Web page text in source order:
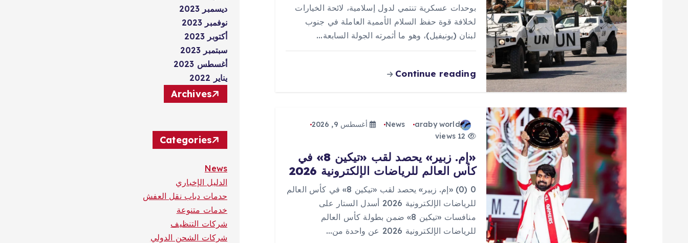
بوحدات عسكرية تنتمي لدول إسلامية، لائحة الخيارات
لخلافة قوة حفظ السلام الأممية العاملة في جنوب
لبنان (يونيفيل)، وهو ما أثمرته الجولة السابعة…
Continue reading
araby world
News
أغسطس 9, 2026
«إم. زبير» يحصد لقب «تيكين 8» في
كأس العالم للرياضات الإلكترونية 2026
0 (0) «إم. زبير» يحصد لقب «تيكين 8» في كأس العالم
للرياضات الإلكترونية 2026 أسدل الستار على
منافسات «تيكين 8» ضمن بطولة كأس العالم
للرياضات الإلكترونية 2026 عن واحدة من…
ديسمبر 2023
نوفمبر 2023
أكتوبر 2023
سبتمبر 2023
أغسطس 2023
يناير 2022
Archives
Categories
News
الدليل الإخباري
حدمات دباب نقل العفش
خدمات متنوعة
شركات التنظيف
شركات الشحن الدولي